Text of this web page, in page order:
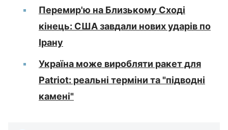
Перемир'ю на Близькому Сході
кінець: США завдали нових ударів по
Ірану
Україна може виробляти ракет для
Patriot: реальні терміни та "підводні
камені"